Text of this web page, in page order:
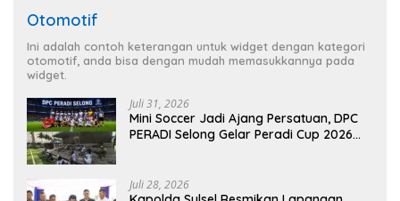
Otomotif
Ini adalah contoh keterangan untuk widget dengan kategori
otomotif, anda bisa dengan mudah memasukkannya pada
widget.
Juli 31, 2026
Mini Soccer Jadi Ajang Persatuan, DPC
PERADI Selong Gelar Peradi Cup 2026
Juli 28, 2026